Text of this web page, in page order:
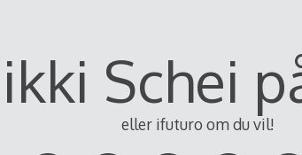
Schei
eller ifuturo om du vil!